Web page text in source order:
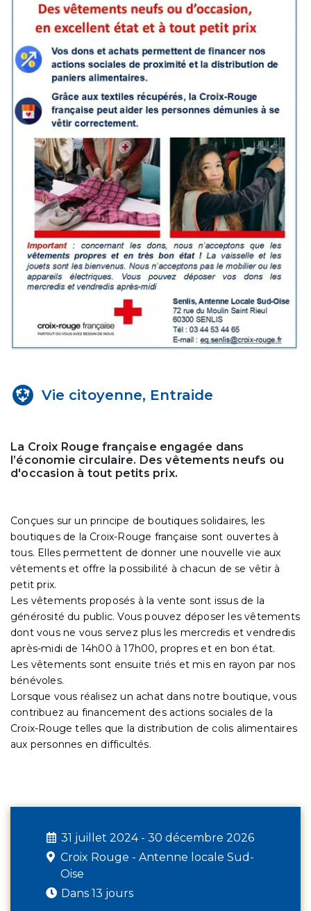
Vie citoyenne, Entraide
La Croix Rouge française engagée dans
l’économie circulaire. Des vêtements neufs ou
d'occasion à tout petits prix.
Conçues sur un principe de boutiques solidaires, les
boutiques de la Croix-Rouge française sont ouvertes à
tous. Elles permettent de donner une nouvelle vie aux
vêtements et offre la possibilité à chacun de se vêtir à
petit prix.
Les vêtements proposés à la vente sont issus de la
générosité du public. Vous pouvez déposer les vêtements
dont vous ne vous servez plus les mercredis et vendredis
après-midi de 14h00 à 17h00, propres et en bon état.
Les vêtements sont ensuite triés et mis en rayon par nos
bénévoles.
Lorsque vous réalisez un achat dans notre boutique, vous
contribuez au financement des actions sociales de la
Croix-Rouge telles que la distribution de colis alimentaires
aux personnes en difficultés.
31 juillet 2024 - 30 décembre 2026
Croix Rouge - Antenne locale Sud-
Oise
Dans 13 jours